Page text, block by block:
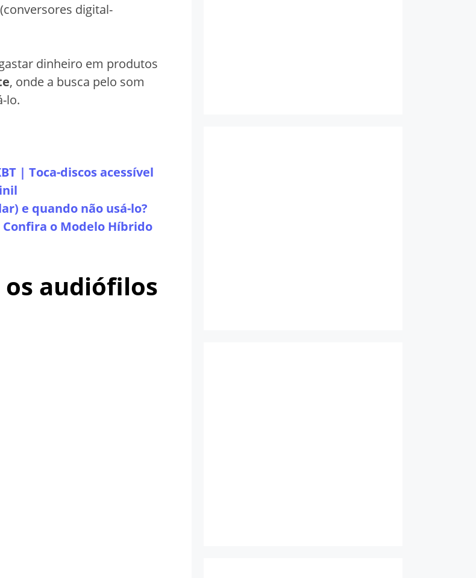
digital-
dinheiro em produtos
, onde a busca pelo som
lo.
| Toca-discos acessível
e quando não usá-lo?
o Modelo Híbrido
audiófilos